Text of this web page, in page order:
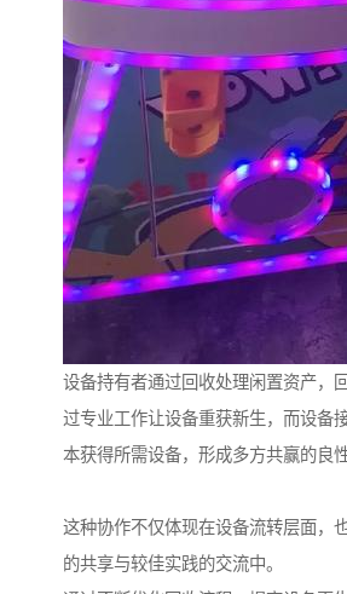
设备持有者通过回收处理闲置资产，
过专业工作让设备重获新生，而设备
本获得所需设备，形成多方共赢的良性
这种协作不仅体现在设备流转层面，
的共享与较佳实践的交流中。